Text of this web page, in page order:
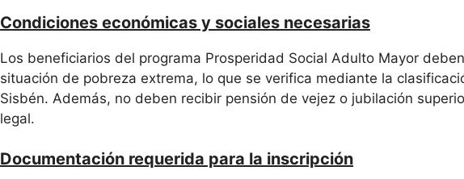
Condiciones económicas y sociales necesarias
Los beneficiarios del programa Prosperidad Social Adulto Mayor
situación de pobreza extrema, lo que se verifica mediante la
Sisbén. Además, no deben recibir pensión de vejez o jubilación
legal.
Documentación requerida para la inscripción